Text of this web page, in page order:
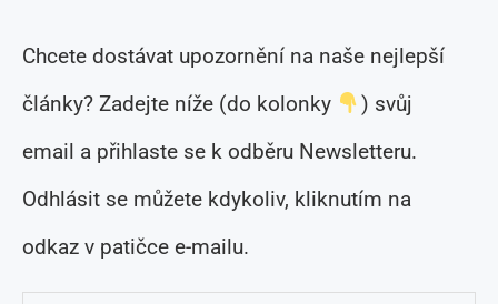
Chcete dostávat upozornění na naše nejlepší
články? Zadejte níže (do kolonky
) svůj
email a přihlaste se k odběru Newsletteru.
Odhlásit se můžete kdykoliv, kliknutím na
odkaz v patičce e-mailu.